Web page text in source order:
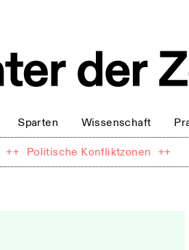
Sparten Wissenschaft
++ Politische Konfliktzonen ++